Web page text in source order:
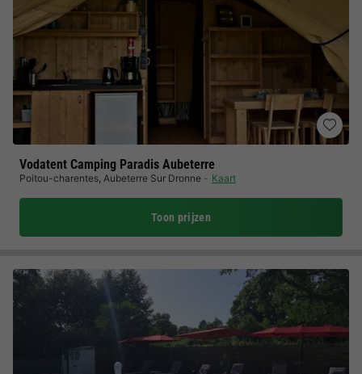
Vodatent Camping Paradis Aubeterre
Poitou-charentes, Aubeterre Sur Dronne Kaart
Toon prijzen